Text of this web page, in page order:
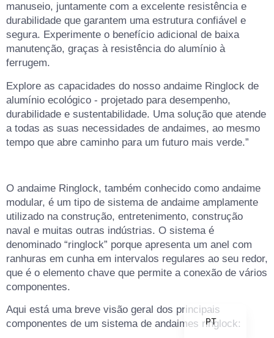
manuseio, juntamente com a excelente resistência e
durabilidade que garantem uma estrutura confiável e
segura. Experimente o benefício adicional de baixa
manutenção, graças à resistência do alumínio à
ferrugem.
Explore as capacidades do nosso andaime Ringlock de
alumínio ecológico - projetado para desempenho,
durabilidade e sustentabilidade. Uma solução que atende
a todas as suas necessidades de andaimes, ao mesmo
tempo que abre caminho para um futuro mais verde.”
O andaime Ringlock, também conhecido como andaime
modular, é um tipo de sistema de andaime amplamente
utilizado na construção, entretenimento, construção
naval e muitas outras indústrias. O sistema é
denominado “ringlock” porque apresenta um anel com
ranhuras em cunha em intervalos regulares ao seu redor,
que é o elemento chave que permite a conexão de vários
componentes.
Aqui está uma breve visão geral dos principais
componentes de um sistema de andaimes ringlock:
PT
DE
RU
ZH
IT
MN
KO